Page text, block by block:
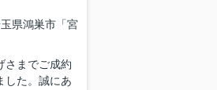
県鴻巣市「宮
さまでご成約
した。誠にあ